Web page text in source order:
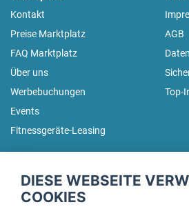
Kontakt
Preise Marktplatz
FAQ Marktplatz
Über uns
Werbebuchungen
Events
Fitnessgeräte-Leasing
AGB
Top-
Trage dich hier für unseren Newsletter
DIESE WEBSEITE
COOKIES